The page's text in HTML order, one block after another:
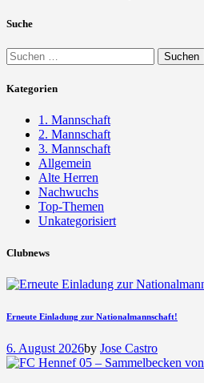
Suche
Suchen
nach:
Kategorien
1. Mannschaft
2. Mannschaft
3. Mannschaft
Allgemein
Alte Herren
Nachwuchs
Top-Themen
Unkategorisiert
Clubnews
Erneute Einladung zur Nationalmannschaft!
6. August 2026by Jose Castro